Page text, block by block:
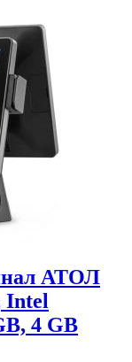
АТОЛ
Intel
4 GB